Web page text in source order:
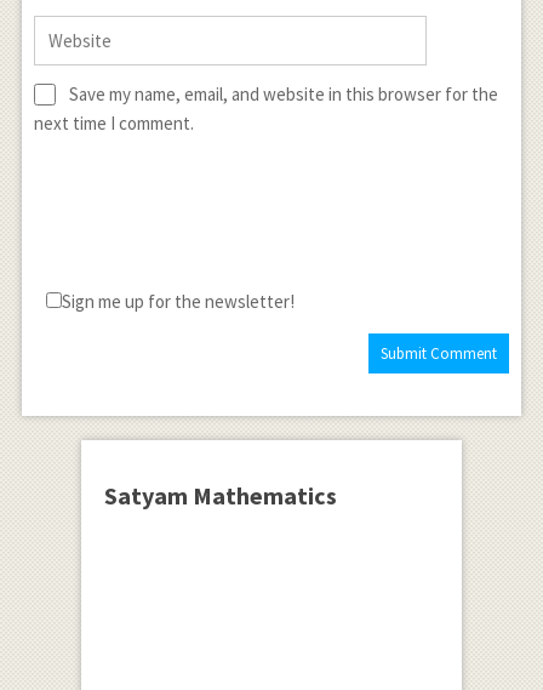
Save my name, email, and website in this browser for the
next time I comment.
Sign me up for the newsletter!
Satyam Mathematics